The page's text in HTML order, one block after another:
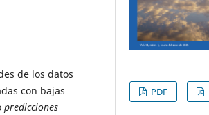
de los datos
con bajas
predicciones
PDF